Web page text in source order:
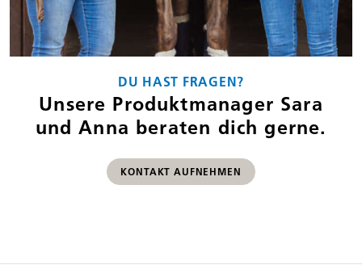
DU HAST FRAGEN?
Unsere Produktmanager Sara
und Anna beraten dich gerne.
KONTAKT AUFNEHMEN